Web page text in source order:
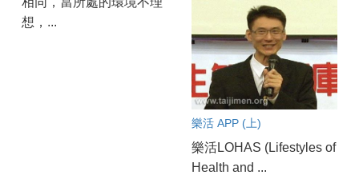
想，...
樂活 APP (上)
樂活LOHAS (Lifestyles of
Health and ...